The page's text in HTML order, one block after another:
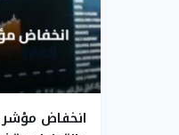
انخفاض